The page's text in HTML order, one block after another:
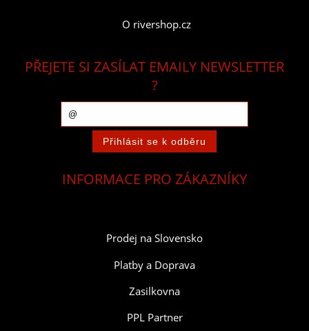
O rivershop.cz
PŘEJETE SI ZASÍLAT EMAILY NEWSLETTER
?
INFORMACE PRO ZÁKAZNÍKY
Prodej na Slovensko
Platby a Doprava
Zasilkovna
PPL Partner